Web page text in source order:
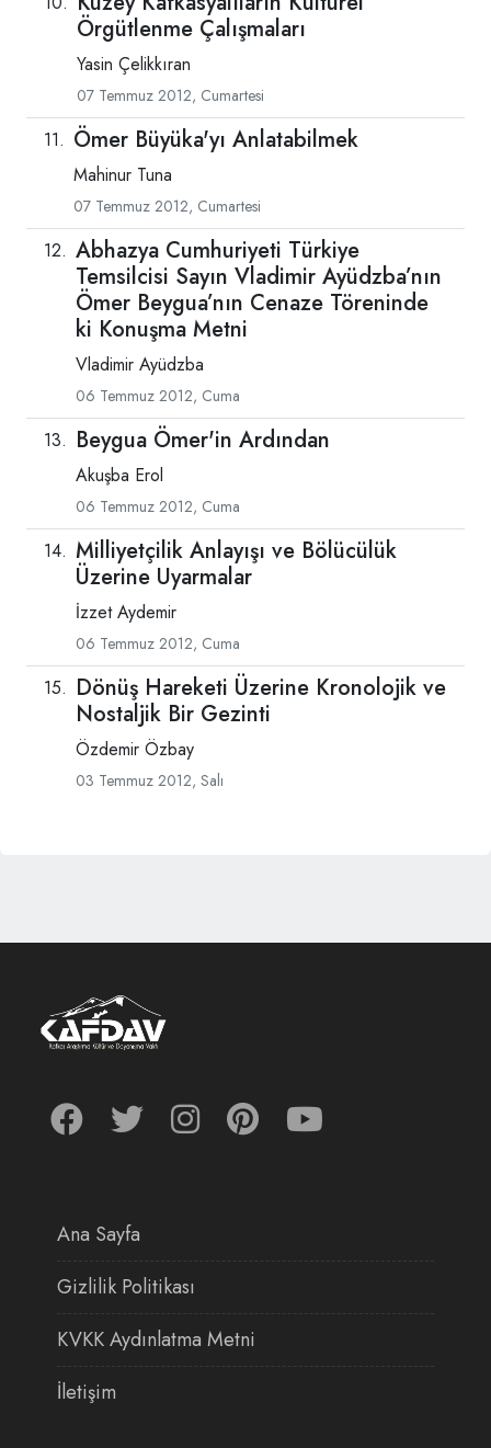
Örgütlenme Çalışmaları
Yasin Çelikkıran
07 Temmuz 2012, Cumartesi
Ömer Büyüka'yı Anlatabilmek
Mahinur Tuna
07 Temmuz 2012, Cumartesi
Abhazya Cumhuriyeti Türkiye
Temsilcisi Sayın Vladimir Ayüdzba’nın
Ömer Beygua’nın Cenaze Töreninde
ki Konuşma Metni
Vladimir Ayüdzba
06 Temmuz 2012, Cuma
Beygua Ömer'in Ardından
Akuşba Erol
06 Temmuz 2012, Cuma
Milliyetçilik Anlayışı ve Bölücülük
Üzerine Uyarmalar
İzzet Aydemir
06 Temmuz 2012, Cuma
Dönüş Hareketi Üzerine Kronolojik ve
Nostaljik Bir Gezinti
Özdemir Özbay
03 Temmuz 2012, Salı
Ana Sayfa
Gizlilik Politikası
KVKK Aydınlatma Metni
İletişim